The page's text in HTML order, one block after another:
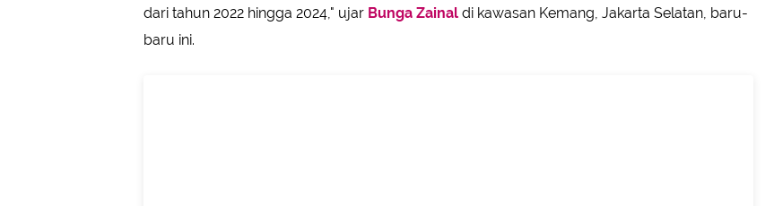
dari tahun 2022 hingga 2024," ujar Bunga Zainal di kawasan Kemang, Jakarta Selatan, baru-
baru ini.